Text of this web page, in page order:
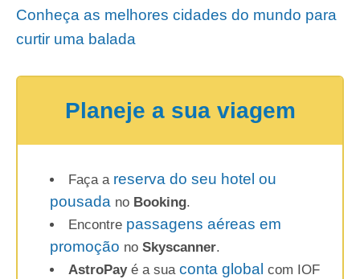
Conheça as melhores cidades do mundo para
curtir uma balada
Planeje a sua viagem
Faça a reserva do seu hotel ou
pousada no Booking.
Encontre passagens aéreas em
promoção no Skyscanner.
AstroPayé a sua conta global com IOF